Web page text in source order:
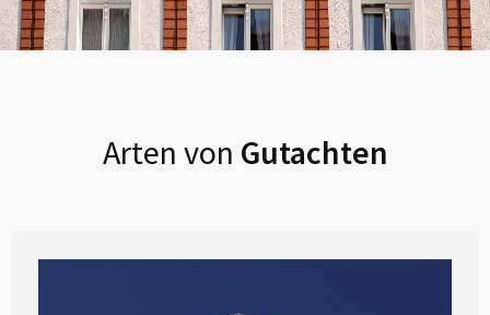
Arten von Gutachten